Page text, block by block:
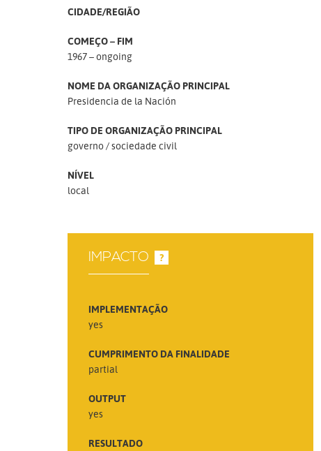
CIDADE/REGIÃO
COMEÇO – FIM
1967 – ongoing
NOME DA ORGANIZAÇÃO PRINCIPAL
Presidencia de la Nación
TIPO DE ORGANIZAÇÃO PRINCIPAL
governo
sociedade civil
NÍVEL
local
IMPACTO ?
IMPLEMENTAÇÃO
yes
CUMPRIMENTO DA FINALIDADE
partial
OUTPUT
yes
RESULTADO